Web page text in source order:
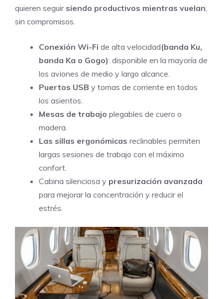
quieren seguir siendo productivos mientras vuelan
sin compromisos.
Conexión Wi-Fi de alta velocidad(banda Ku,
banda Ka o Gogo): disponible en la mayoría de
los aviones de medio y largo alcance.
Puertos USB y tomas de corriente en todos
los asientos.
Mesas de trabajo plegables de cuero o
madera.
Las sillas ergonómicas reclinables permiten
largas sesiones de trabajo con el máximo
confort.
Cabina silenciosa y presurización avanzada
para mejorar la concentración y reducir el
estrés.